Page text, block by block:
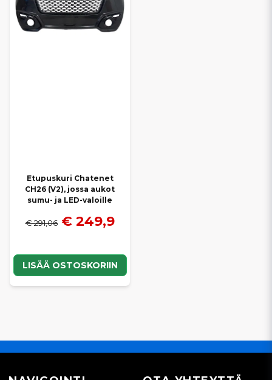
Etupuskuri Chatenet
CH26 (V2), jossa aukot
sumu- ja LED-valoille
€ 291,06 € 249,9
LISÄÄ OSTOSKORIIN